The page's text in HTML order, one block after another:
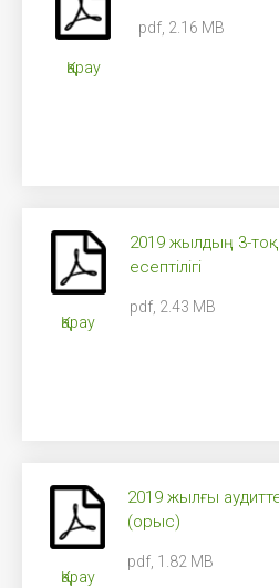
Қарау
pdf, 2.16 MB
Қарау
2019 жылдың 3-
есептілігі
pdf, 2.43 MB
Қарау
2019 жылғы
(орыс)
pdf, 1.82 MB